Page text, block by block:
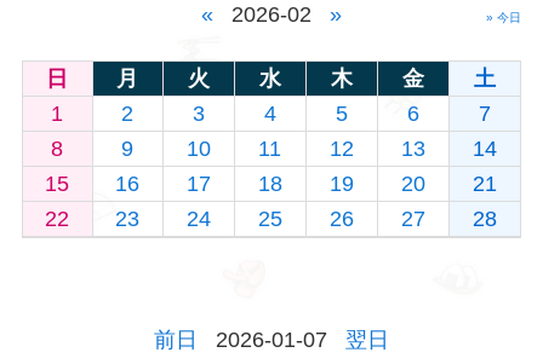
« 2026-02 » » 今日
日 月 火 水 木 金
土
1
2 3 4 5 6
7
8
9 10 11 12 13
14
15
16 17 18 19 20
21
22
23 24 25 26 27 28
前日 2026-01-07 翌日